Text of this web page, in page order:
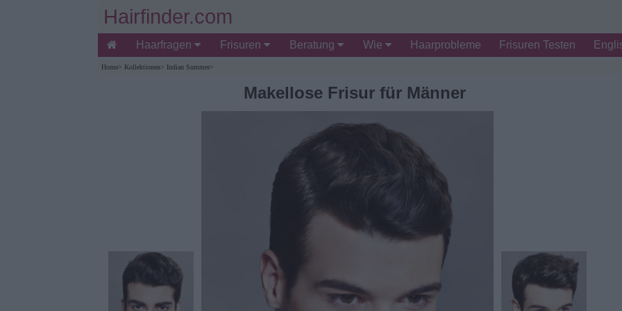
Hairfinder.com
Haarfragen Frisuren Beratung Wie Haarprobleme Frisuren Testen
Home> Kollektionen> Indian Summer>
Makellose Frisur für Männer